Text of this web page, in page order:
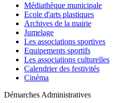
Médiathèque municipale
Ecole d'arts plastiques
Archives de la mairie
Jumelage
Les associations sportives
Equipements sportifs
Les associations culturelles
Calendrier des festivités
Cinéma
Démarches Administratives